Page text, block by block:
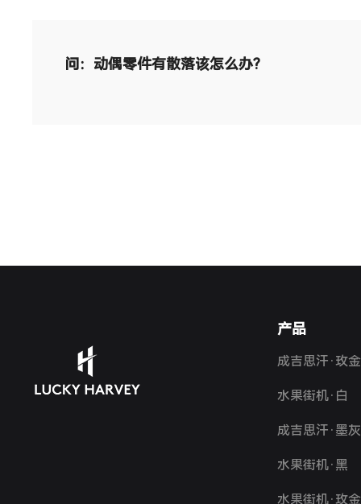
问：动偶零件有散落该怎么办?
产品
成吉思汗·玫金
水果街机·白
成吉思汗·墨灰
水果街机·黑
水果街机·玫金